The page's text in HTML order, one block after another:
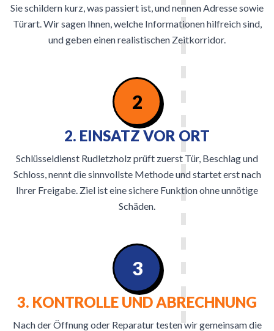
Sie schildern kurz, was passiert ist, und nennen Adresse sowie
Türart. Wir sagen Ihnen, welche Informationen hilfreich sind,
und geben einen realistischen Zeitkorridor.
2
2. EINSATZ VOR ORT
Schlüsseldienst Rudletzholz prüft zuerst Tür, Beschlag und
Schloss, nennt die sinnvollste Methode und startet erst nach
Ihrer Freigabe. Ziel ist eine sichere Funktion ohne unnötige
Schäden.
3. KONTROLLE UND ABRECHNUNG
Nach der Öffnung oder Reparatur testen wir gemeinsam die
3